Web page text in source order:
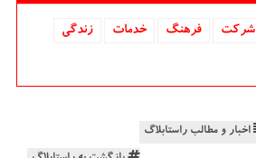
شركت فرهنگ خدمات
زندگی
اخبار و مطالب راستابلاگ